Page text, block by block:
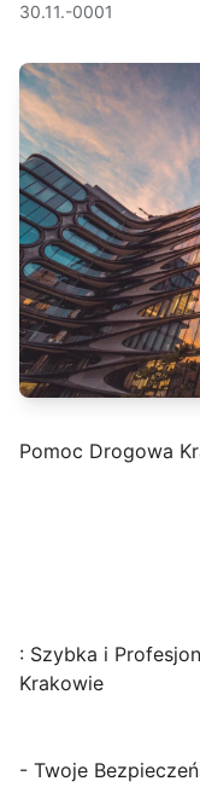
30.11.-0001
Pomoc Drogowa
: Szybka i
Krakowie
- Twoje